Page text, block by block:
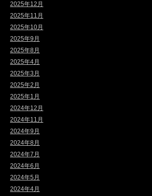
2025年12月
2025年11月
2025年10月
2025年9月
2025年8月
2025年4月
2025年3月
2025年2月
2025年1月
2024年12月
2024年11月
2024年9月
2024年8月
2024年7月
2024年6月
2024年5月
2024年4月